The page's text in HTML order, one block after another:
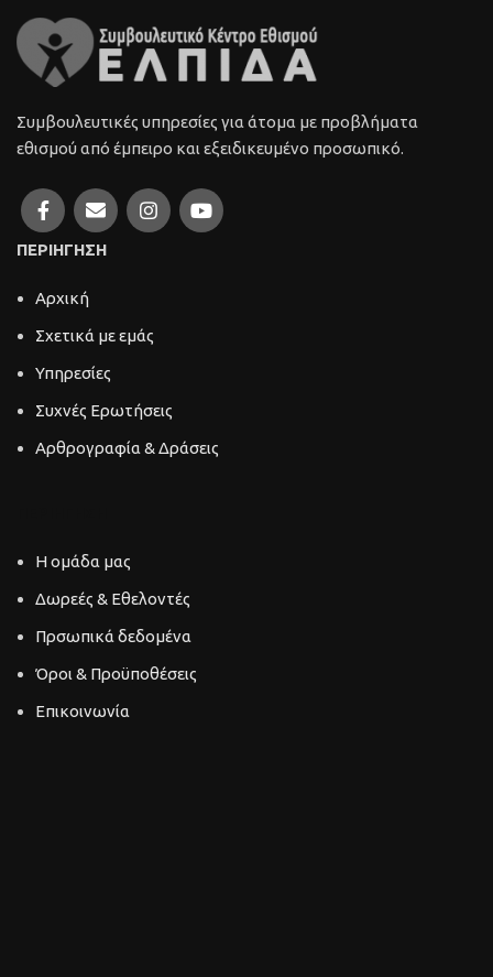
Συμβουλευτικές υπηρεσίες για άτομα με προβλήματα
εθισμού από έμπειρο και εξειδικευμένο προσωπικό.
ΠΕΡΙΗΓΗΣΗ
Αρχική
Σχετικά με εμάς
Υπηρεσίες
Συχνές Ερωτήσεις
Αρθρογραφία & Δράσεις
Η ομάδα μας
Δωρεές & Εθελοντές
Πρσωπικά δεδομένα
Όροι & Προϋποθέσεις
Επικοινωνία